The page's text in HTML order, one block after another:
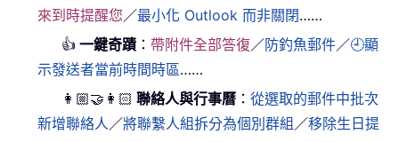
來到時提醒您 ／最小化 Outlook 而非關閉……
👍 一鍵奇蹟 ： 帶附件全部答復 ／防釣魚郵件／🕘顯
示發送者當前時間時區……
👩🏼‍🤝‍👩🏻 聯絡人與行事曆 ：從選取的郵件中批次
新增聯絡人 ／將聯繫人組拆分為個別群組 ／移除生日提